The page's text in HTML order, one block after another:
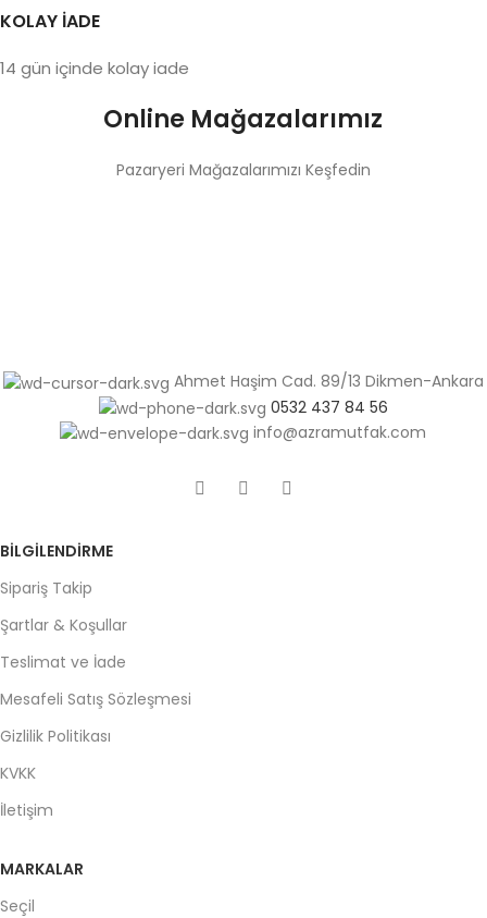
KOLAY İADE
14 gün içinde kolay iade
Online Mağazalarımız
Pazaryeri Mağazalarımızı Keşfedin
Ahmet Haşim Cad. 89/13 Dikmen-Ankara
0532 437 84 56
info@azramutfak.com
BILGILENDIRME
Sipariş Takip
Şartlar & Koşullar
Teslimat ve İade
Mesafeli Satış Sözleşmesi
Gizlilik Politikası
KVKK
İletişim
MARKALAR
Seçil